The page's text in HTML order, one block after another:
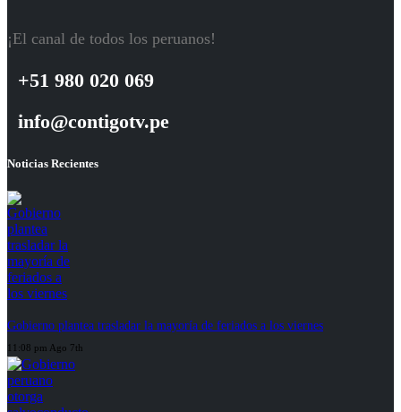
¡El canal de todos los peruanos!
+51 980 020 069
info@contigotv.pe
Noticias Recientes
Gobierno plantea trasladar la mayoría de feriados a los viernes
11:08 pm Ago 7th